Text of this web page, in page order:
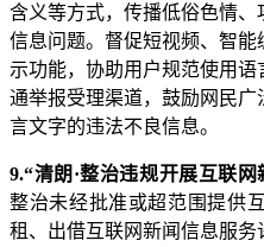
含义等方式，传播低俗色情
信息问题。督促短视频、智
示功能，协助用户规范使用
通举报受理渠道，鼓励网民
言文字的违法不良信息。
9.“清朗·整治违规开展互联
整治未经批准或超范围提供
租、出借互联网新闻信息服